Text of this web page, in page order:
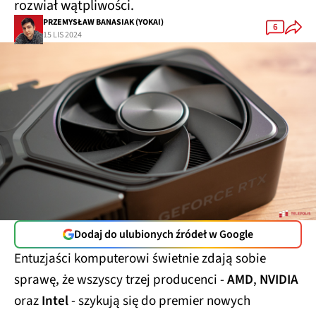
rozwiał wątpliwości.
PRZEMYSŁAW BANASIAK (YOKAI)
15 LIS 2024
6
Dodaj do ulubionych źródeł w Google
Entuzjaści komputerowi świetnie zdają sobie
sprawę, że wszyscy trzej producenci -AMD, NVIDIA
orazIntel- szykują się do premier nowych